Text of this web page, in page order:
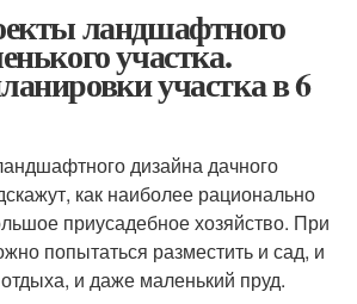
ландшафтного
участка.
участка в 6
дизайна дачного
как наиболее рационально
приусадебное хозяйство. При
попытаться разместить и сад, и
и даже маленький пруд.